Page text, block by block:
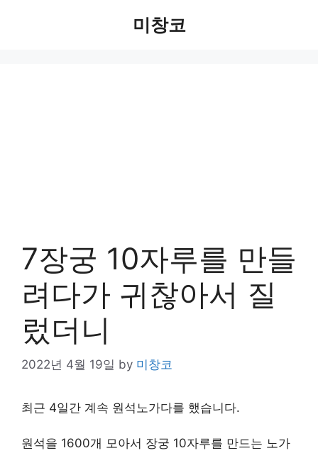
미창코
7장궁 10자루를 만들
려다가 귀찮아서 질
렀더니
2022년 4월 19일 by 미창코
최근 4일간 계속 원석노가다를 했습니다.
원석을 1600개 모아서 장궁 10자루를 만드는 노가